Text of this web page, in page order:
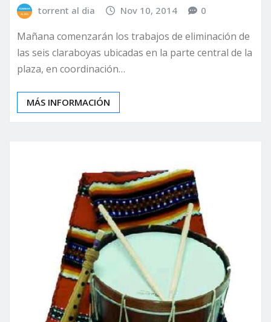
torrent al dia Nov 10, 2014 0
Mañana comenzarán los trabajos de eliminación de
las seis claraboyas ubicadas en la parte central de la
plaza, en coordinación…
MÁS INFORMACIÓN